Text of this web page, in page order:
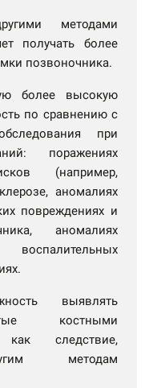
методами
получать более
позвоночника.
более высокую
по сравнению с
при
поражениях
(например,
аномалиях
повреждениях и
аномалиях
выявлять
костными
следствие,
методам